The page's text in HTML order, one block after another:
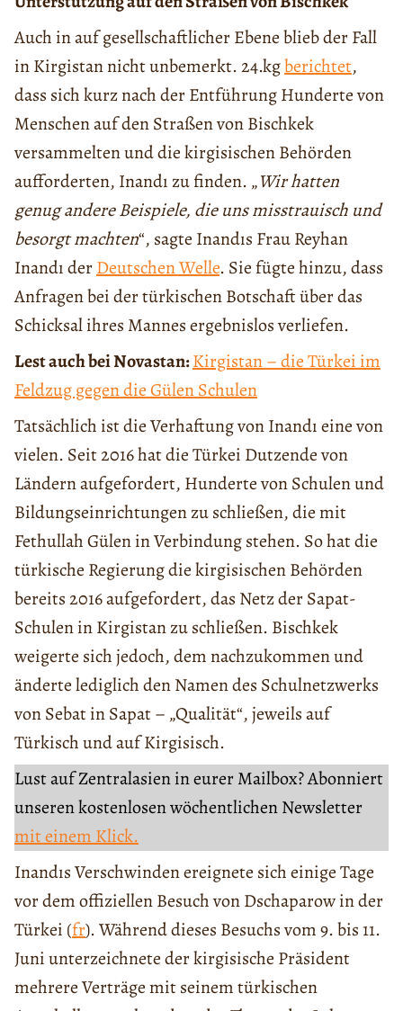
Auch in auf gesellschaftlicher Ebene blieb der Fall
in Kirgistan nicht unbemerkt. 24.kgberichtet,
dass sich kurz nach der Entführung Hunderte von
Menschen auf den Straßen von Bischkek
versammelten und die kirgisischen Behörden
aufforderten, Inandı zu finden. „Wir hatten
genug andere Beispiele, die uns misstrauisch und
besorgt machten“, sagte Inandıs Frau Reyhan
Inandı derDeutschen Welle. Sie fügte hinzu, dass
Anfragen bei der türkischen Botschaft über das
Schicksal ihres Mannes ergebnislos verliefen.
Lest auch bei Novastan:Kirgistan – die Türkei im
Feldzug gegen die Gülen Schulen
Tatsächlich ist die Verhaftung von Inandı eine von
vielen. Seit 2016 hat die Türkei Dutzende von
Ländern aufgefordert, Hunderte von Schulen und
Bildungseinrichtungen zu schließen, die mit
Fethullah Gülen in Verbindung stehen. So hat die
türkische Regierung die kirgisischen Behörden
bereits 2016 aufgefordert, das Netz der Sapat-
Schulen in Kirgistan zu schließen. Bischkek
weigerte sich jedoch, dem nachzukommen und
änderte lediglich den Namen des Schulnetzwerks
von Sebat in Sapat – „Qualität“, jeweils auf
Türkisch und auf Kirgisisch.
Lust auf Zentralasien in eurer Mailbox? Abonniert
unseren kostenlosen wöchentlichen Newsletter
mit einem Klick.
Inandıs Verschwinden ereignete sich einige Tage
vor dem offiziellen Besuch von Dschaparow in der
Türkei (fr). Während dieses Besuchs vom 9. bis 11.
Juni unterzeichnete der kirgisische Präsident
mehrere Verträge mit seinem türkischen